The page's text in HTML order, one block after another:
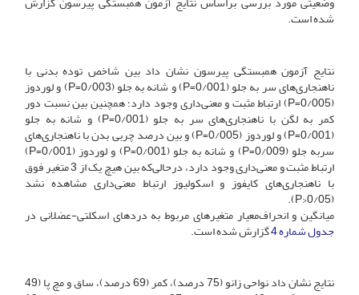
شده است.
نتایج آزمون همبستگی پیرسون نشان داد بین شاخص توده بدنی با
ناهنجاری‌های سر به جلو (0/001=P) و شانه به جلو (0/003=P) و لوردوز
(0/005=P) ارتباط مثبت و معنی‌داری وجود دارد؛ همچنین بین نسبت دور
کمر به لگن با ناهنجاری‌های سر به جلو (0/001=P) و شانه به جلو
(0/001=P) و لوردوز (0/005=P) و بین درصد چربی بدن با ناهنجاری‌های
سربه جلو (0/009=P) و شانه به جلو (0/001=P) و لوردوز (0/001=P)
ارتباط مثبت و معنی‌داری وجود دارد، درحالی‌که بین هیچ یک از 3 متغیر فوق
با ناهنجاری‌های کایفوز و اسکولیوز ارتباط معنی‌داری مشاهده نشد
(0/05<P).
میانگین و انحراف‌معیار متغیرهای مربوط به دردهای اسکلتی-عضلانی در
جدول شماره 4 گزارش شده است.
نتایج نشان داد نواحی زانو (75 درصد)، کمر (69 درصد)، ساق و مچ پا (49